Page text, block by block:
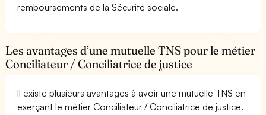
remboursements de la Sécurité sociale.
Les avantages d’une mutuelle TNS pour le métier
Conciliateur / Conciliatrice de justice
Il existe plusieurs avantages à avoir une mutuelle TNS en
exerçant le métier Conciliateur / Conciliatrice de justice.